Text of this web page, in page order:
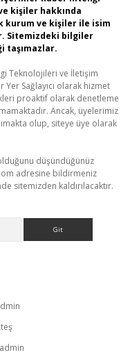
kişiler hakkında
kurum ve kişiler ile isim
Sitemizdeki bilgiler
taşımazlar.
Teknolojileri ve İletişim
Yer Sağlayıcı olarak hizmet
proaktif olarak denetleme
Ancak, üyelerimiz
olup, siteye üye olarak
düşündüğünüz
adresine bildirmeniz
sitemizden kaldırılacaktır.
admin